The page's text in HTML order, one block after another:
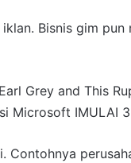
Bisnis gim
Grey and This
Microsoft IMULAI
Contohnya